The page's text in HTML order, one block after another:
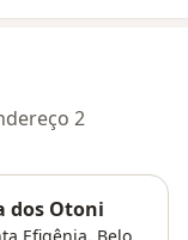
2
dos Otoni